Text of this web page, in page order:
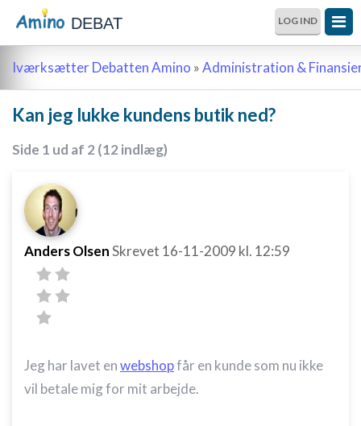
DEBAT LOG IND
Iværksætter Debatten Amino »Administration &
Kan jeg lukke kundens butik ned?
Side 1 ud af 2 (12 indlæg)
Anders OlsenSkrevet 16-11-2009 kl. 12:59
Jeg har lavet enwebshopfår en kunde som nu ikke
vil betale mig for mit arbejde.